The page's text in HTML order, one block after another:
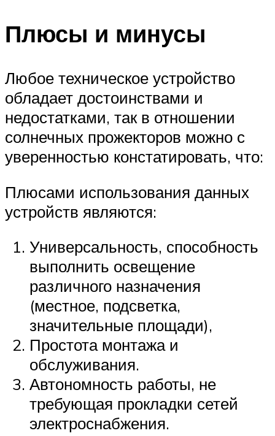
Плюсы и минусы
Любое техническое устройство
обладает достоинствами и
недостатками, так в отношении
солнечных прожекторов можно с
уверенностью констатировать, что:
Плюсами использования данных
устройств являются:
Универсальность, способность
выполнить освещение
различного назначения
(местное, подсветка,
значительные площади),
Простота монтажа и
обслуживания.
Автономность работы, не
требующая прокладки сетей
электроснабжения.